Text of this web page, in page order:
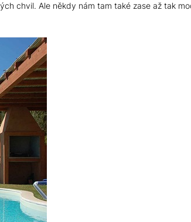
chvil. Ale někdy nám tam také zase až tak